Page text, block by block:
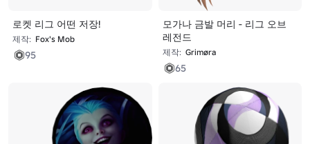
로켓 리그 어떤 저장!
제작: Fox's Mob
95
모가나 금발 머리 - 리그 오브
레전드
제작: Grimøra
65